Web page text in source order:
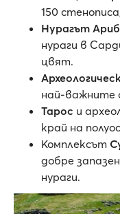
150
Нурагът
нураги в
цвят.
най-важните
Тарос и
край на
Комплексът
добре
нураги.